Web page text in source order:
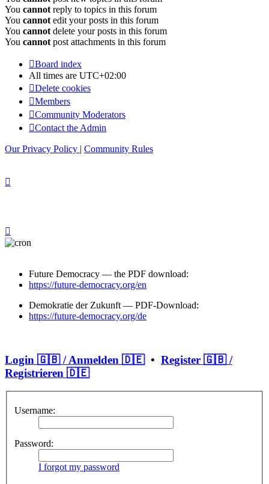
You cannot reply to topics in this forum
You cannot edit your posts in this forum
You cannot delete your posts in this forum
You cannot post attachments in this forum
Board index
All times are UTC+02:00
Delete cookies
Members
Community Moderators
Contact the Admin
Our Privacy Policy | Community Rules
Future Democracy — the PDF download:
https://future-democracy.org/en
Demokratie der Zukunft — PDF-Download:
https://future-democracy.org/de
Login 🇬🇧 / Anmelden 🇩🇪• Register 🇬🇧 /
Registrieren 🇩🇪
Username:
Password:
I forgot my password